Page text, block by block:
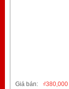
Giá bán: 380,000
₫